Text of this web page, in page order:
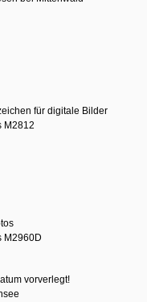
für digitale Bilder
M2812
M2960D
vorverlegt!